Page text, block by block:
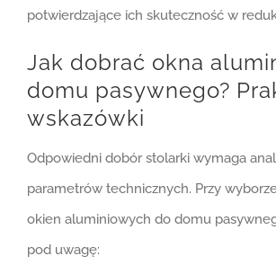
potwierdzające ich skuteczność w
Jak dobrać okna
domu pasywnego?
wskazówki
Odpowiedni dobór stolarki wymaga
parametrów technicznych. Przy
okien aluminiowych do domu
pod uwagę: